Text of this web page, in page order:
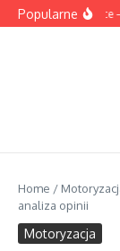
Przejdź do treści
PopularneStabłowice
Home /
analiza opinii
Motoryzacja